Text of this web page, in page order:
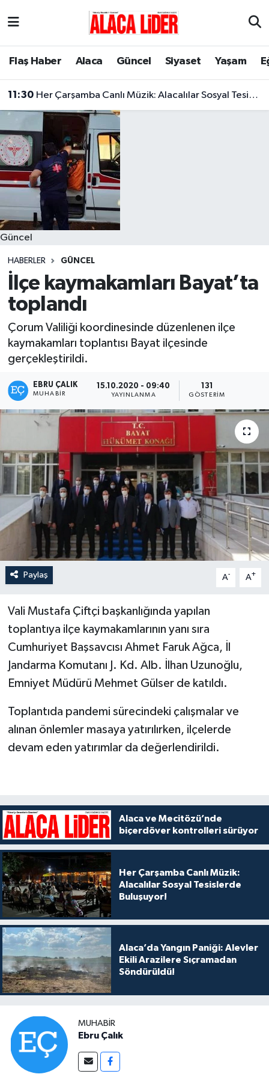
Flaş Haber Alaca Güncel Siyaset Yaşam
11:30 Her Çarşamba Canlı Müzik: Alacalılar Sosyal Tesislerde Buluşuyor!
Güncel
HABERLER GÜNCEL
İlçe kaymakamları Bayat’ta
toplandı
Çorum Valiliği koordinesinde düzenlenen ilçe
kaymakamları toplantısı Bayat ilçesinde
gerçekleştirildi.
EBRU ÇALIK
MUHABIR
15.10.2020 - 09:40
YAYINLANMA
131
GÖSTERIM
Paylaş A- A+
Vali Mustafa Çiftçi başkanlığında yapılan
toplantıya ilçe kaymakamlarının yanı sıra
Cumhuriyet Başsavcısı Ahmet Faruk Ağca, İl
Jandarma Komutanı J. Kd. Alb. İlhan Uzunoğlu,
Emniyet Müdürü Mehmet Gülser de katıldı.
Toplantıda pandemi sürecindeki çalışmalar ve
alınan önlemler masaya yatırılırken, ilçelerde
devam eden yatırımlar da değerlendirildi.
Alaca ve Mecitözü’nde
biçerdöver kontrolleri sürüyor
Her Çarşamba Canlı Müzik:
Alacalılar Sosyal Tesislerde
Buluşuyor!
Alaca’da Yangın Paniği: Alevler
Ekili Arazilere Sıçramadan
Söndürüldü!
MUHABIR
Ebru Çalık
Çorum Nöbetçi Eczaneler
Çorum Trafik Yoğunluk Haritası
Süper Lig Puan Durumu ve Fikstür
Tüm Manşetler
Son Dakika Haberleri
Haber Arşivi